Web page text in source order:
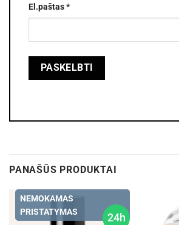
El.paštas*
PANAŠŪS PRODUKTAI
24h
NEMOKAMAS
PRISTATYMAS